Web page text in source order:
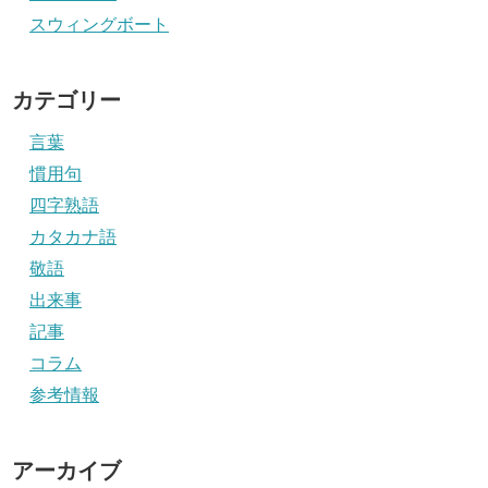
スウィングボート
カテゴリー
言葉
慣用句
四字熟語
カタカナ語
敬語
出来事
記事
コラム
参考情報
アーカイブ